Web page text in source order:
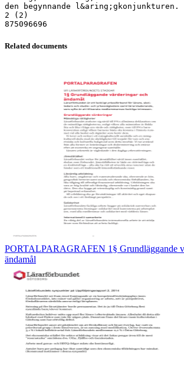
den begynnande l&aring;gkonjunkturen.
2 (2)
Related documents
PORTALPARAGRAFEN 1§ Grundläggande
ändamål